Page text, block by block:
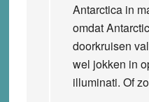
Antarctica in
omdat
doorkruisen
wel jokken in
illuminati. Of